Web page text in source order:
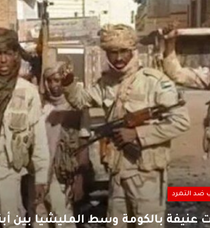
ضد التمرد
عنيفة بالكومة وسط المليشيا بين